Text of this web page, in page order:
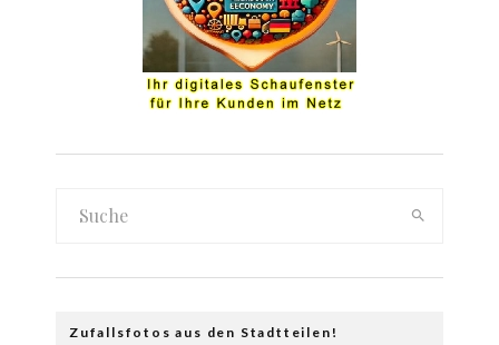
Zufallsfotos aus den Stadtteilen!